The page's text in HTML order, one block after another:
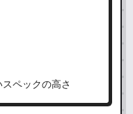
ペックの高さ